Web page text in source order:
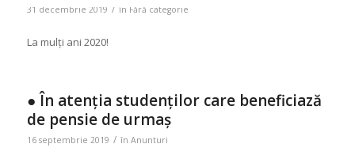
31 decembrie 2019 / în Fără categorie
La mulți ani 2020!
● În atenția studenților care beneficiază
de pensie de urmaș
16 septembrie 2019 / în Anunturi